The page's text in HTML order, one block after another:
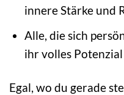
innere Stärke und
Alle, die sich
ihr volles
Egal, wo du gerade